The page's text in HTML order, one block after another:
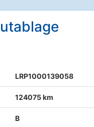
LRP1000139058
124075 km
B